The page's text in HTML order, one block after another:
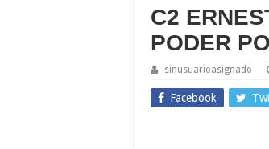
C2
PODER
sinusuarioasignado
Facebook